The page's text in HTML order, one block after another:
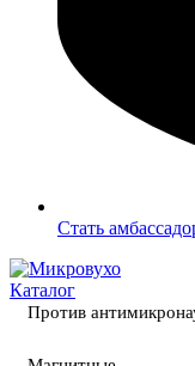
Стать
Каталог
Против